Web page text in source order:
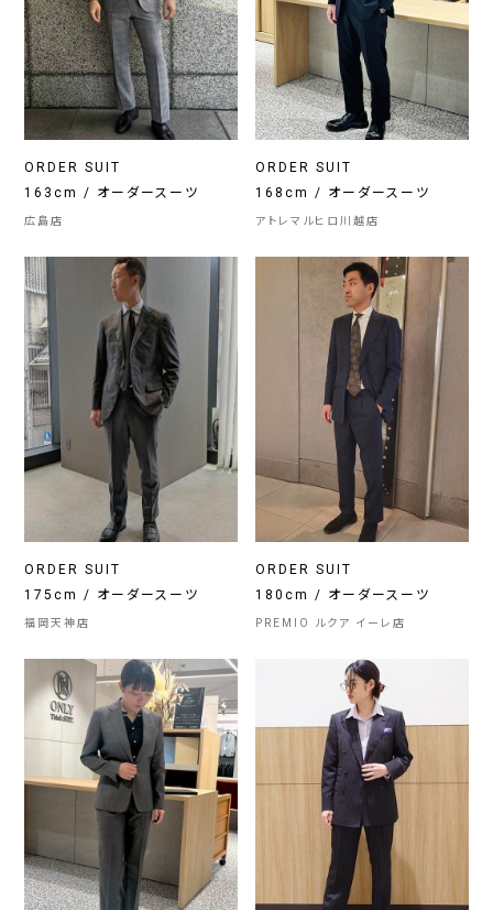
ORDER SUIT
163cm / オーダースーツ
広島店
ORDER SUIT
168cm / オーダースーツ
アトレマルヒロ川越店
ORDER SUIT
175cm / オーダースーツ
福岡天神店
ORDER SUIT
180cm / オーダースーツ
PREMIO ルクア イーレ店